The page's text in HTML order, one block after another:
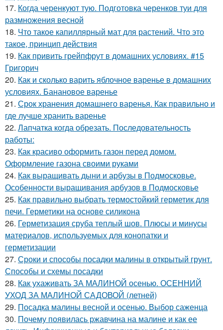
17. Когда черенкуют тую. Подготовка черенков туи для
размножения весной
18. Что такое капиллярный мат для растений. Что это
такое, принцип действия
19. Как привить грейпфрут в домашних условиях. #15
Григорич
20. Как и сколько варить яблочное варенье в домашних
условиях. Банановое варенье
21. Срок хранения домашнего варенья. Как правильно и
где лучше хранить варенье
22. Лапчатка когда обрезать. Последовательность
работы:
23. Как красиво оформить газон перед домом.
Оформление газона своими руками
24. Как выращивать дыни и арбузы в Подмосковье.
Особенности выращивания арбузов в Подмосковье
25. Как правильно выбрать термостойкий герметик для
печи. Герметики на основе силикона
26. Герметизация сруба теплый шов. Плюсы и минусы
материалов, используемых для конопатки и
герметизации
27. Сроки и способы посадки малины в открытый грунт.
Способы и схемы посадки
28. Как ухаживать ЗА МАЛИНОЙ осенью. ОСЕННИЙ
УХОД ЗА МАЛИНОЙ САДОВОЙ (летней)
29. Посадка малины весной и осенью. Выбор саженца
30. Почему появилась ржавчина на малине и как ее